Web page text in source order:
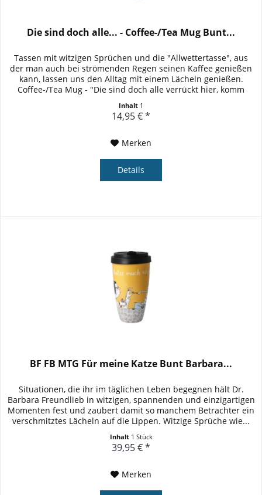
Die sind doch alle... - Coffee-/Tea Mug Bunt...
Tassen mit witzigen Sprüchen und die "Allwettertasse", aus
der man auch bei strömenden Regen seinen Kaffee genießen
kann, lassen uns den Alltag mit einem Lächeln genießen.
Coffee-/Tea Mug - "Die sind doch alle verrückt hier, komm
Inhalt 1
14,95 € *
Merken
Details
BF FB MTG Für meine Katze Bunt Barbara...
Situationen, die ihr im täglichen Leben begegnen hält Dr.
Barbara Freundlieb in witzigen, spannenden und einzigartigen
Momenten fest und zaubert damit so manchem Betrachter ein
verschmitztes Lächeln auf die Lippen. Witzige Sprüche wie...
Inhalt 1 Stück
39,95 € *
Merken